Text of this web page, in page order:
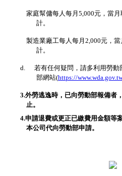
家庭幫傭每人每月 5,000元，當
計。
製造業廠工每人每月 2,000元，
計。
d. 若有任何疑問 ， 請多利用勞動
部網站(https://
3.外勞逃逸時，已向勞動部報備者
止。
4.申請退費或更正已繳費用金額等
本公司代向勞動部申請。